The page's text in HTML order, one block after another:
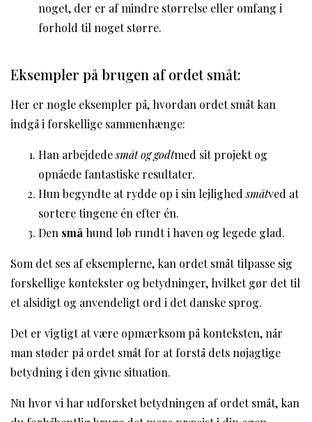
noget, der er af mindre størrelse eller omfang i
forhold til noget større.
Eksempler på brugen af ordet småt:
Her er nogle eksempler på, hvordan ordet småt kan
indgå i forskellige sammenhænge:
Han arbejdedesmåt og godtmed sit projekt og
opnåede fantastiske resultater.
Hun begyndte at rydde op i sin lejlighedsmåtved at
sortere tingene én efter én.
Den små hund løb rundt i haven og legede glad.
Som det ses af eksemplerne, kan ordet småt tilpasse sig
forskellige kontekster og betydninger, hvilket gør det til
et alsidigt og anvendeligt ord i det danske sprog.
Det er vigtigt at være opmærksom på konteksten, når
man støder på ordet småt for at forstå dets nøjagtige
betydning i den givne situation.
Nu hvor vi har udforsket betydningen af ordet småt, kan